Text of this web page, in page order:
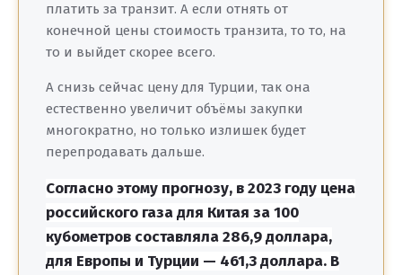
платить за транзит. А если отнять от
конечной цены стоимость транзита, то то, на
то и выйдет скорее всего.
А снизь сейчас цену для Турции, так она
естественно увеличит объёмы закупки
многократно, но только излишек будет
перепродавать дальше.
Согласно этому прогнозу, в 2023 году цена
российского газа для Китая за 100
кубометров составляла 286,9 доллара,
для Европы и Турции — 461,3 доллара. В